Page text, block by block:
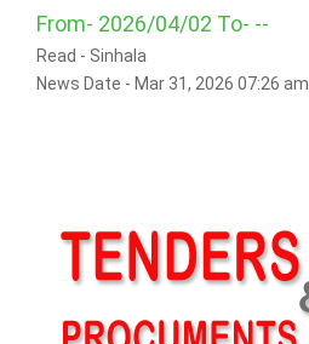
From- 2026/04/02 To- --
Read - Sinhala
News Date - Mar 31, 2026 07:26 am